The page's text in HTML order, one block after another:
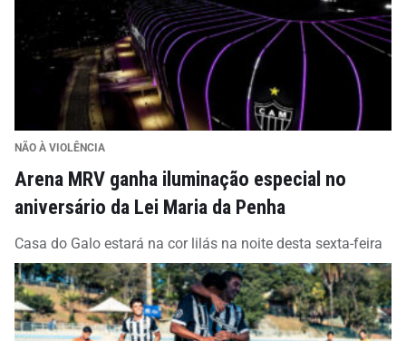
NÃO À VIOLÊNCIA
Arena MRV ganha iluminação especial no
aniversário da Lei Maria da Penha
Casa do Galo estará na cor lilás na noite desta sexta-feira